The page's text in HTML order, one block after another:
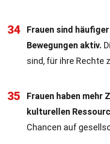
34
Frauen sind
Bewegungen aktiv.
sind, für ihre Rechte
35
Frauen haben mehr
kulturellen
Chancen auf